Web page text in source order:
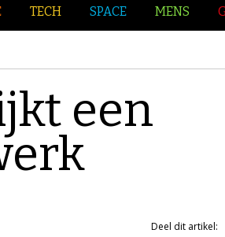
TECH SPACE MENS
een
Deel dit artikel: